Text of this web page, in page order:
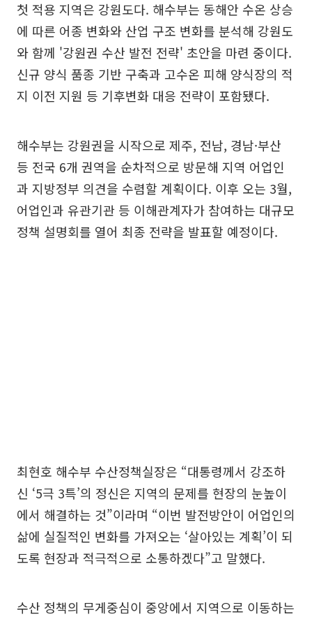
첫 적용 지역은 강원도다. 해수부는 동해안 수온 상승
에 따른 어종 변화와 산업 구조 변화를 분석해 강원도
와 함께 '강원권 수산 발전 전략' 초안을 마련 중이다.
신규 양식 품종 기반 구축과 고수온 피해 양식장의 적
지 이전 지원 등 기후변화 대응 전략이 포함됐다.
해수부는 강원권을 시작으로 제주, 전남, 경남·부산
등 전국 6개 권역을 순차적으로 방문해 지역 어업인
과 지방정부 의견을 수렴할 계획이다. 이후 오는 3월,
어업인과 유관기관 등 이해관계자가 참여하는 대규모
정책 설명회를 열어 최종 전략을 발표할 예정이다.
최현호 해수부 수산정책실장은 “대통령께서 강조하
신 ‘5극 3특’의 정신은 지역의 문제를 현장의 눈높이
에서 해결하는 것”이라며 “이번 발전방안이 어업인의
삶에 실질적인 변화를 가져오는 ‘살아있는 계획’이 되
도록 현장과 적극적으로 소통하겠다”고 말했다.
수산 정책의 무게중심이 중앙에서 지역으로 이동하는